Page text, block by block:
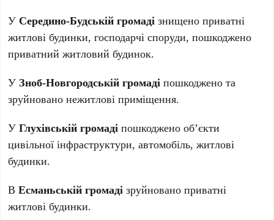
У Середино-Будській громадізнищено приватні
житлові будинки, господарчі споруди, пошкоджено
приватний житловий будинок.
УЗноб-Новгородській громаді пошкоджено та
зруйновано нежитлові приміщення.
УГлухівській громадіпошкоджено об’єкти
цивільної інфраструктури, автомобіль, житлові
будинки.
ВЕсманьській громаді зруйновано приватні
житлові будинки.